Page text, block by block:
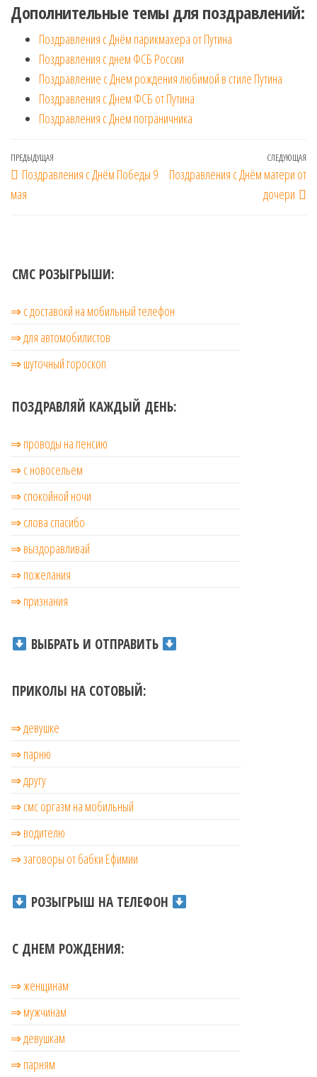
Дополнительные темы для поздравлений:
Поздравления с Днём парикмахера от Путина
Поздравления с днем ФСБ России
Поздравление с Днем рождения любимой в стиле Путина
Поздравления с Днем ФСБ от Путина
Поздравления с Днем пограничника
Навигация
по
записям
Предыдущая
запись
ПРЕДЫДУЩАЯ
Поздравления с Днём Победы 9
мая
СЛЕДУЮЩАЯ
Поздравления с Днём матери от
дочери
СМС РОЗЫГРЫШИ:
⇒ с доставокй на мобильный телефон
⇒ для автомобилистов
⇒ шуточный гороскоп
ПОЗДРАВЛЯЙ КАЖДЫЙ ДЕНЬ:
⇒ проводы на пенсию
⇒ с новосельем
⇒ cпокойной ночи
⇒ слова спасибо
⇒ выздоравливай
⇒ пожелания
⇒ признания
ВЫБРАТЬ И ОТПРАВИТЬ
ПРИКОЛЫ НА СОТОВЫЙ:
⇒ девушке
⇒ парню
⇒ другу
⇒ смс оргазм на мобильный
⇒ водителю
⇒ заговоры от бабки Ефимии
РОЗЫГРЫШ НА ТЕЛЕФОН
С ДНЕМ РОЖДЕНИЯ:
⇒ женщинам
⇒ мужчинам
⇒ девушкам
⇒ парням